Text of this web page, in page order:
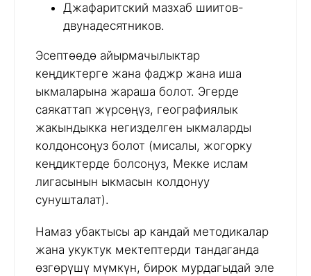
Джафаритский мазхаб шиитов-
двунадесятников.
Эсептөөдө айырмачылыктар
кеңдиктерге жана фаджр жана иша
ыкмаларына жараша болот. Эгерде
саякаттап жүрсөңүз, географиялык
жакындыкка негизделген ыкмаларды
колдонсоңуз болот (мисалы, жогорку
кеңдиктерде болсоңуз, Мекке ислам
лигасынын ыкмасын колдонуу
сунушталат).
Намаз убактысы ар кандай методикалар
жана укуктук мектептерди тандаганда
өзгөрүшү мүмкүн, бирок мурдагыдай эле